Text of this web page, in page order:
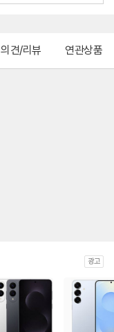
의견/리뷰 연관상품
광고